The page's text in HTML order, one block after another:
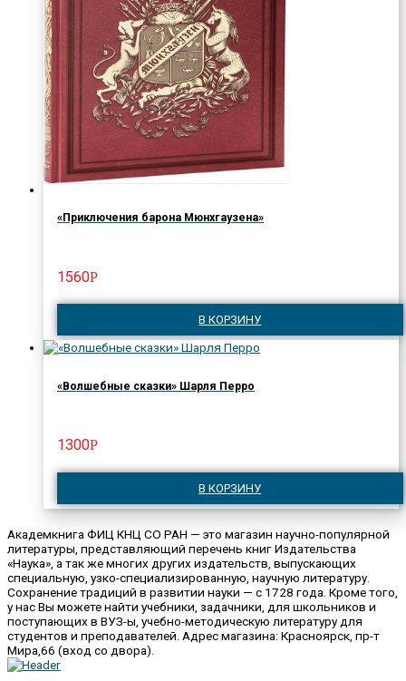
«Приключения барона Мюнхгаузена»
1560Р
В КОРЗИНУ
«Волшебные сказки» Шарля Перро
1300Р
В КОРЗИНУ
Академкнига ФИЦ КНЦ СО РАН — это магазин научно-популярной
литературы, представляющий перечень книг Издательства
«Наука», а так же многих других издательств, выпускающих
специальную, узко-специализированную, научную литературу.
Сохранение традиций в развитии науки — с 1728 года. Кроме того,
у нас Вы можете найти учебники, задачники, для школьников и
поступающих в ВУЗ-ы, учебно-методическую литературу для
студентов и преподавателей. Адрес магазина: Красноярск, пр-т
Мира,66 (вход со двора).